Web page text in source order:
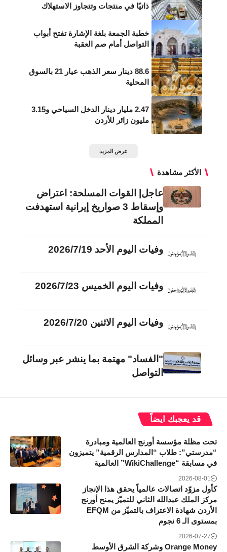
ذاتيًا في منتجات وتتجاوز الاستهلاك
خطبة الجمعة بلغة الإشارة تفتح أبواب
التواصل أمام صم العقبة
88.6 دينار سعر الذهب عيار 21 بالسوق
المحلية
2.47 مليار دينار الدخل السياحي و3.15
مليون زائر للأردن
عرض المزيد
الأكثر مشاهدة
عاجل| القوات المسلحة: اعتراض
وإسقاط 3 صواريخ إيرانية استهدفت
المملكة
وفيات اليوم الأحد 2026/7/19
وفيات اليوم الخميس 2026/7/23
وفيات اليوم الاثنين 2026/7/20
"الفساد" مهتمة بما ينشر عبر وسائل
التواصل
قد يعجبك ايضاً
تحت مظلة مؤسسة أورنج العالمية ومبادرة
“مدرستي”: طلاب “المدارس الرقمية” يتميزون
في مسابقة “WikiChallenge” العالمية
2026-08-01
كأول مزوّد اتصالات عالمياً يحقق هذا الإنجاز
مركز الملك عبدالله الثاني للتميّز يمنح أورنج
الأردن شهادة الاعتراف بالتميّز من EFQM
بمستوى الـ 6 نجوم
2026-07-27
Orange Money وشركة الشرق الأوسط